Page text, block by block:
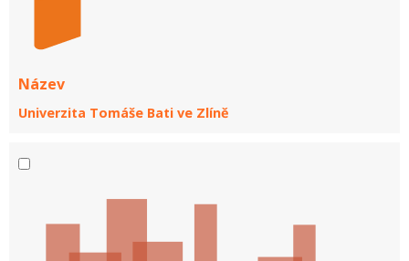
Název
Univerzita Tomáše Bati ve Zlíně